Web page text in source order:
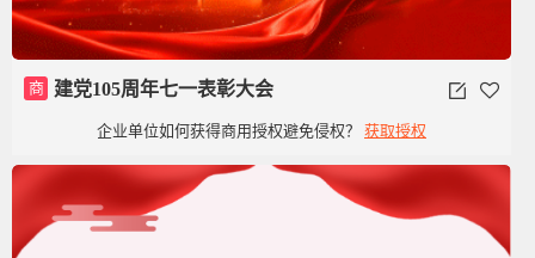
商 建党105周年七一表彰大会
企业单位如何获得商用授权避免侵权？ 获取授权